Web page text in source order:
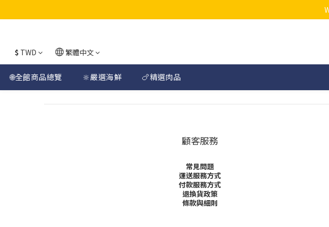
$ TWD 繁體中文
🌐全館商品總覽 🔆嚴選海鮮 🍗精選肉品
顧客服務
常見問題
運送服務方式
付款服務方式
退換貨政策
條款與細則